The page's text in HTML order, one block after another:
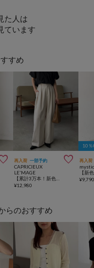
た人は
ています
すめ
再入荷 一部予約 
CAPRICIEUX
LE'MAGE
¥12,980
10％
再入荷
mystic
¥
らのおすすめ